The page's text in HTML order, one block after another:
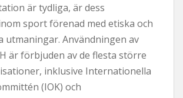
är tydliga, är dess
sport förenad med etiska och
utmaningar. Användningen av
är förbjuden av de flesta större
inklusive Internationella
(IOK) och